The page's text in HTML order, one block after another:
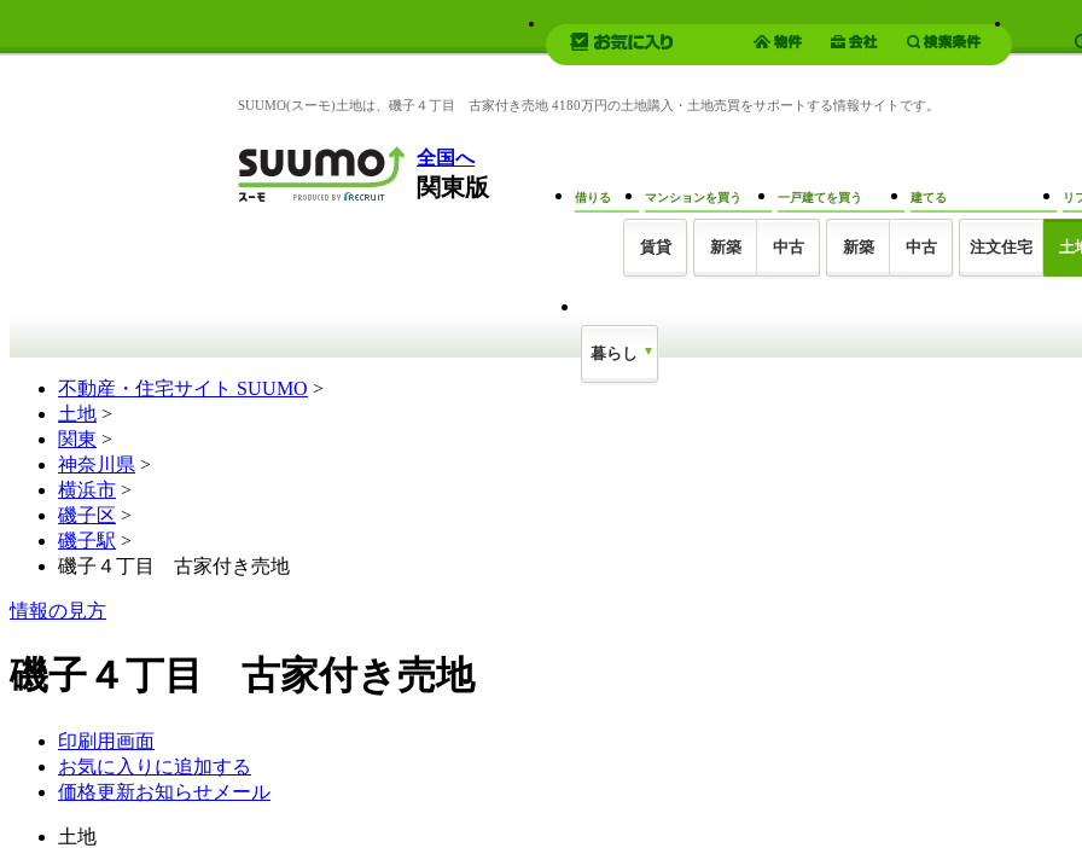
SUUMO(スーモ)土地は、磯子４丁目 古家付き売地 4180万円の土地購入・土地売買をサポートする情報サイトです。
全国へ
関東版 借りる
賃貸
マンションを買う
新築 中古
一戸建てを買う
新築 中古
建てる
注文住宅 土
リ
暮らし
不動産・住宅サイト SUUMO >
土地 >
関東 >
神奈川県 >
横浜市 >
磯子区 >
磯子駅 >
磯子４丁目 古家付き売地
情報の見方
磯子４丁目 古家付き売地
印刷用画面
お気に入りに追加する
価格更新お知らせメール
土地